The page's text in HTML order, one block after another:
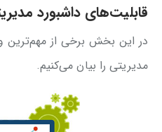
قابلیت‌های داشبورد
در این بخش برخی از مهم‌ترین
مدیریتی را بیان می‌کنیم.